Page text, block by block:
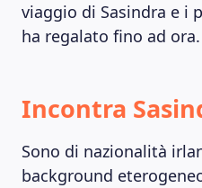
viaggio di Sasindra e i
ha regalato fino ad ora.
Incontra
Sono di nazionalità
background